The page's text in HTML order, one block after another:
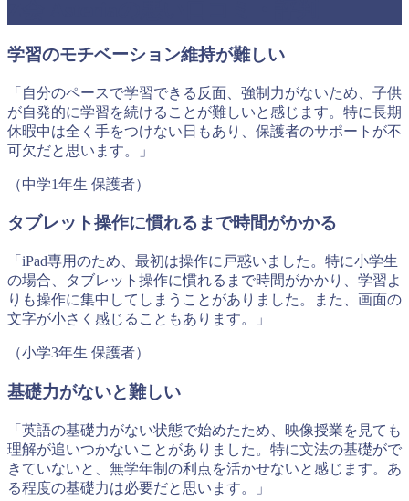
学習のモチベーション維持が難しい
「自分のペースで学習できる反面、強制力がないため、子供
が自発的に学習を続けることが難しいと感じます。特に長期
休暇中は全く手をつけない日もあり、保護者のサポートが不
可欠だと思います。」
（中学1年生 保護者）
タブレット操作に慣れるまで時間がかかる
「iPad専用のため、最初は操作に戸惑いました。特に小学生
の場合、タブレット操作に慣れるまで時間がかかり、学習よ
りも操作に集中してしまうことがありました。また、画面の
文字が小さく感じることもあります。」
（小学3年生 保護者）
基礎力がないと難しい
「英語の基礎力がない状態で始めたため、映像授業を見ても
理解が追いつかないことがありました。特に文法の基礎がで
きていないと、無学年制の利点を活かせないと感じます。あ
る程度の基礎力は必要だと思います。」